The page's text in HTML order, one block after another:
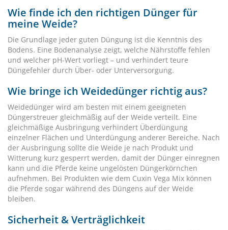
Wie finde ich den richtigen Dünger für
meine Weide?
Die Grundlage jeder guten Düngung ist die Kenntnis des
Bodens. Eine Bodenanalyse zeigt, welche Nährstoffe fehlen
und welcher pH-Wert vorliegt – und verhindert teure
Düngefehler durch Über- oder Unterversorgung.
Wie bringe ich Weidedünger richtig aus?
Weidedünger wird am besten mit einem geeigneten
Düngerstreuer gleichmäßig auf der Weide verteilt. Eine
gleichmäßige Ausbringung verhindert Überdüngung
einzelner Flächen und Unterdüngung anderer Bereiche. Nach
der Ausbringung sollte die Weide je nach Produkt und
Witterung kurz gesperrt werden, damit der Dünger einregnen
kann und die Pferde keine ungelösten Düngerkörnchen
aufnehmen. Bei Produkten wie dem Cuxin Vega Mix können
die Pferde sogar während des Düngens auf der Weide
bleiben.
Sicherheit & Verträglichkeit